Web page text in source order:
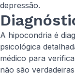
depressão.
A hipocondria é
psicológica
médico para
não são